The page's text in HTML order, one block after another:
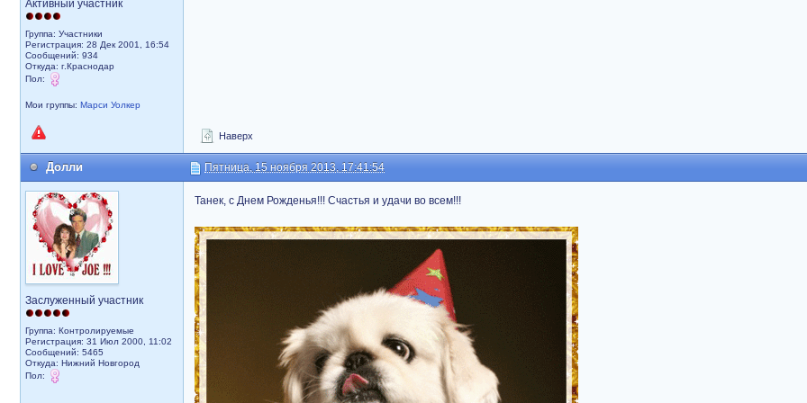
Активный участник
Группа: Участники
Регистрация: 28 Дек 2001, 16:54
Сообщений: 934
Откуда: г.Краснодар
Пол:
Мои группы: Марси Уолкер
Наверх
Долли Пятница, 15 ноября 2013, 17:41:54
Заслуженный участник
Группа: Контролируемые
Регистрация: 31 Июл 2000, 11:02
Сообщений: 5465
Откуда: Нижний Новгород
Пол:
Танек, с Днем Рожденья!!! Счастья и удачи во всем!!!